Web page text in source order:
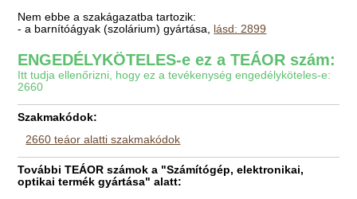
Nem ebbe a szakágazatba tartozik:
- a barnítóágyak (szolárium) gyártása, lásd: 2899
ENGEDÉLYKÖTELES-e ez a TEÁOR szám:
Itt tudja ellenőrizni, hogy ez a tevékenység engedélyköteles-e:
2660
Szakmakódok:
2660 teáor alatti szakmakódok
További TEÁOR számok a "Számítógép, elektronikai,
optikai termék gyártása" alatt: